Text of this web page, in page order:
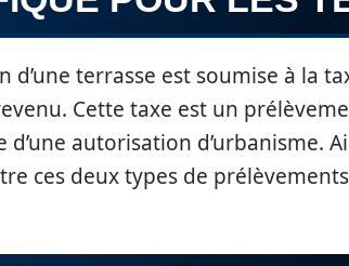
d’une terrasse est soumise à la
Cette taxe est un
d’une autorisation d’urbanisme.
ces deux types de